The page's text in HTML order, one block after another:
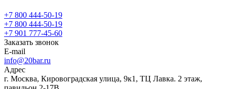
+7 800 444-50-19
+7 800 444-50-19
+7 901 777-45-60
Заказать звонок
E-mail
info@20bar.ru
Адрес
г. Москва, Кировоградская улица, 9к1, ТЦ Лавка. 2 этаж,